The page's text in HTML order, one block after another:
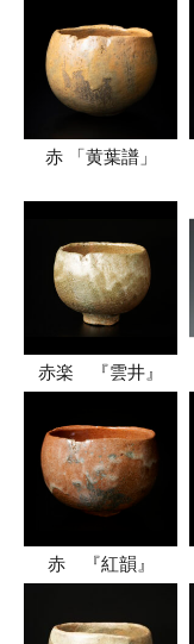
赤 「黄葉譜」
赤楽 『雲井』
赤 『紅韻』